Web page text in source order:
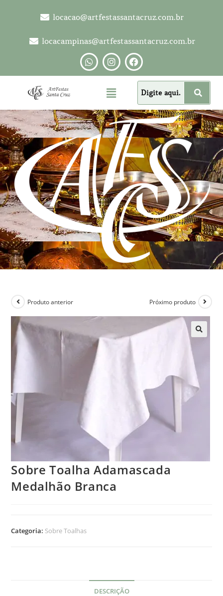
locacao@artfestassantacruz.com.br
locacampinas@artfestassantacruz.com.br
Produto anterior Próximo produto
Sobre Toalha Adamascada
Medalhão Branca
Categoria: Sobre Toalhas
DESCRIÇÃO